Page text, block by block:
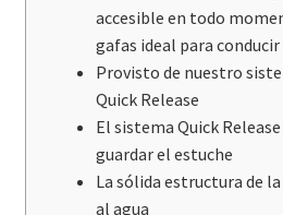
accesible en todo
gafas ideal para
Provisto de nuestro
Quick Release
El sistema Quick
guardar el estuche
La sólida estructura de
al agua